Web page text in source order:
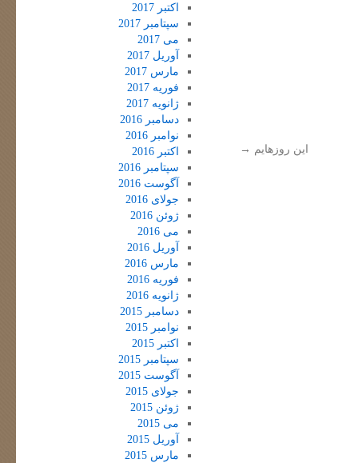
این روزهایم →
اکتبر 2017
سپتامبر 2017
می 2017
آوریل 2017
مارس 2017
فوریه 2017
ژانویه 2017
دسامبر 2016
نوامبر 2016
اکتبر 2016
سپتامبر 2016
آگوست 2016
جولای 2016
ژوئن 2016
می 2016
آوریل 2016
مارس 2016
فوریه 2016
ژانویه 2016
دسامبر 2015
نوامبر 2015
اکتبر 2015
سپتامبر 2015
آگوست 2015
جولای 2015
ژوئن 2015
می 2015
آوریل 2015
مارس 2015